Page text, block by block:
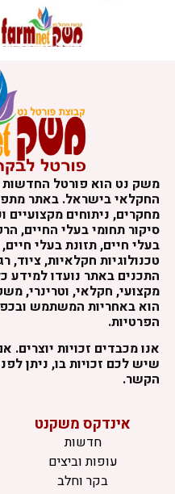
משק נט הוא פורטל
החקלאי בישראל. באתר
מחקרים, ניתוחים מקצועיים
סיקור תחומי בעלי החיים,
בעלי חיים, תזונת בעלי
טכנולוגיות חקלאיות,
התכנים באתר נועדו למידע
מקצועי, חקלאי, וטרינרי,
הוא באחריות המשתמש
הפרטיות.
אנו מכבדים זכויות יוצרים.
שיש לכם זכויות בו, ניתן
הקשר.
אינדקס משקנט
חדשות
עופות וביצים
בקר וחלב